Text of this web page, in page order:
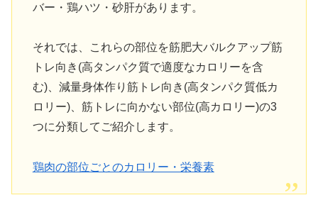
バー・鶏ハツ・砂肝があります。
それでは、これらの部位を筋肥大バルクアップ筋
トレ向き(高タンパク質で適度なカロリーを含
む)、減量身体作り筋トレ向き(高タンパク質低カ
ロリー)、筋トレに向かない部位(高カロリー)の3
つに分類してご紹介します。
鶏肉の部位ごとのカロリー・栄養素